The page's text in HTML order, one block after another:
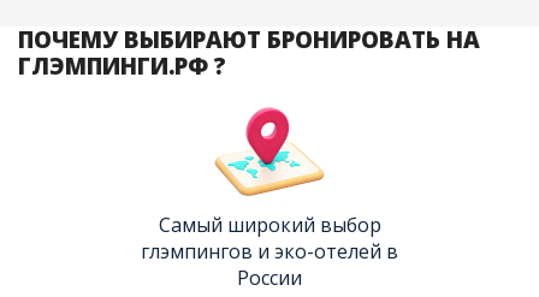
ПОЧЕМУ ВЫБИРАЮТ БРОНИРОВАТЬ НА
ГЛЭМПИНГИ.РФ ?
Самый широкий выбор
глэмпингов и эко-отелей в
России